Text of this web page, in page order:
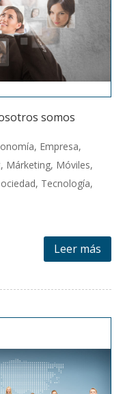
somos
, Empresa,
, Márketing, Móviles,
, Tecnología,
Leer más